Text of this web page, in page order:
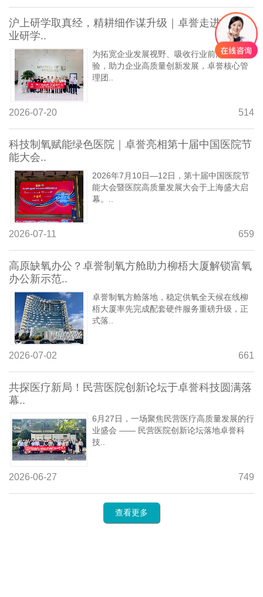
沪上研学取真经，精耕细作谋升级｜卓誉走进标杆企
业研学..
为拓宽企业发展视野、吸收行业前沿管理经
验，助力企业高质量创新发展，卓誉核心管
理团..
2026-07-20 514
科技制氧赋能绿色医院｜卓誉亮相第十届中国医院节
能大会..
2026年7月10日—12日，第十届中国医院节
能大会暨医院高质量发展大会于上海盛大启
幕。..
2026-07-11 659
高原缺氧办公？卓誉制氧方舱助力柳梧大厦解锁富氧
办公新示范..
卓誉制氧方舱落地，稳定供氧全天候在线柳
梧大厦率先完成配套硬件服务重磅升级，正
式落..
2026-07-02 661
共探医疗新局！民营医院创新论坛于卓誉科技圆满落
幕..
6月27日，一场聚焦民营医疗高质量发展的行
业盛会 —— 民营医院创新论坛落地卓誉科
技..
2026-06-27 749
查看更多